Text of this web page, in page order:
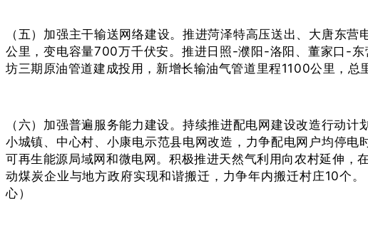
（五）加强主干输送网络建设。推进菏泽特高压送出、大唐东
公里，变电容量700万千伏安。推进日照-濮阳-洛阳、董家口-
坊三期原油管道建成投用，新增长输油气管道里程1100公里，
（六）加强普遍服务能力建设。持续推进配电网建设改造行动
小城镇、中心村、小康电示范县电网改造，力争配电网户均停
可再生能源局域网和微电网。积极推进天然气利用向农村延伸
动煤炭企业与地方政府实现和谐搬迁，力争年内搬迁村庄10个
心）